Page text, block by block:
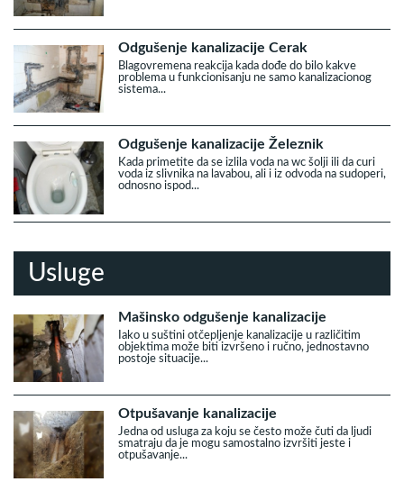
Odgušenje kanalizacije Cerak
Blagovremena reakcija kada dođe do bilo kakve
problema u funkcionisanju ne samo kanalizacionog
sistema...
Odgušenje kanalizacije Železnik
Kada primetite da se izlila voda na wc šolji ili da curi
voda iz slivnika na lavabou, ali i iz odvoda na sudoperi,
odnosno ispod...
Usluge
Mašinsko odgušenje kanalizacije
Iako u suštini otčepljenje kanalizacije u različitim
objektima može biti izvršeno i ručno, jednostavno
postoje situacije...
Otpušavanje kanalizacije
Jedna od usluga za koju se često može čuti da ljudi
smatraju da je mogu samostalno izvršiti jeste i
otpušavanje...